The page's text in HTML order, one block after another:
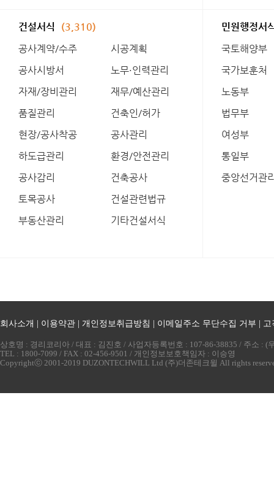
건설서식
(3,310)
공사계약/수주
시공계획
공사시방서
노무·인력관리
자재/장비관리
재무/예산관리
품질관리
건축인/허가
현장/공사착공
공사관리
하도급관리
환경/안전관리
공사감리
건축공사
토목공사
건설관련법규
부동산관리
기타건설서식
민원행정서
국토해양부
국가보훈처
노동부
법무부
여성부
통일부
중앙선거관
회사소개 이용약관 개인정보취급방침 이메일주소 무단수집 거부 고
상호명 : 경리코리아 / 대표 : 김진호 / 사업자등록번호 : 107-86-38835 / 주소 :
TEL : 1800-7099 / FAX : 02-456-9501 / 개인정보보호책임자 : 이승영
Copyrightⓒ 2001-2019 DUZONTECHWILL Ltd (주)더존테크윌 All rights